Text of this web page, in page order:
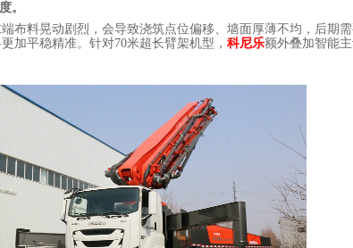
。
布料晃动剧烈，会导致浇筑点位偏移、墙面厚薄不均，后期
加平稳精准。针对70米超长臂架机型， 科尼乐额外叠加智能